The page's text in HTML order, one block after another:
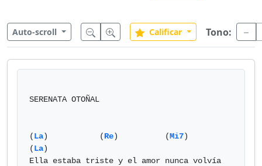
Auto-scroll Calificar Tono:
SERENATA OTOÑAL
(La)           (Re)          (Mi7)
(La)
Ella estaba triste y el amor nunca volvía